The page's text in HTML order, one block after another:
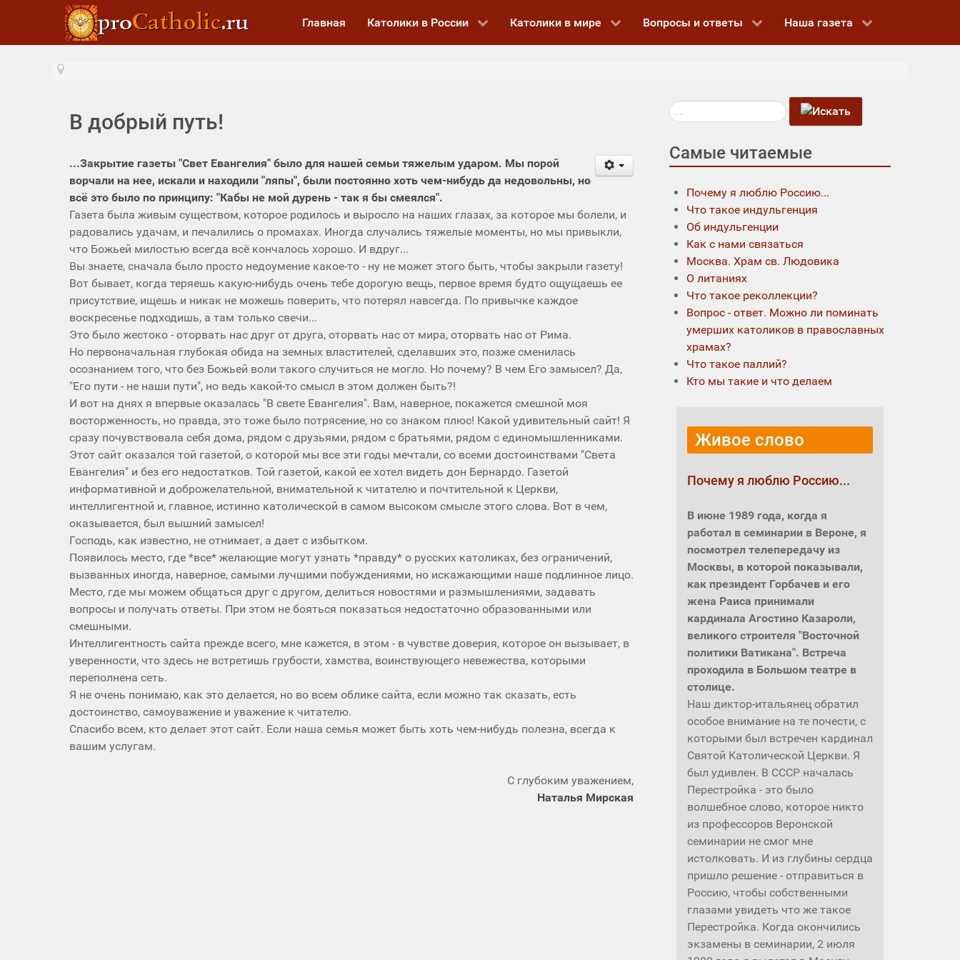
Главная Католики в России Католики в мире Вопросы и ответы Наша газета
В добрый путь!
...Закрытие газеты "Свет Евангелия" было для нашей семьи тяжелым ударом. Мы порой
ворчали на нее, искали и находили "ляпы", были постоянно хоть чем-нибудь да недовольны, но
всё это было по принципу: "Кабы не мой дурень - так я бы смеялся".
Газета была живым существом, которое родилось и выросло на наших глазах, за которое мы болели, и
радовались удачам, и печалились о промахах. Иногда случались тяжелые моменты, но мы привыкли,
что Божьей милостью всегда всё кончалось хорошо. И вдруг...
Вы знаете, сначала было просто недоумение какое-то - ну не может этого быть, чтобы закрыли газету!
Вот бывает, когда теряешь какую-нибудь очень тебе дорогую вещь, первое время будто ощущаешь ее
присутствие, ищешь и никак не можешь поверить, что потерял навсегда. По привычке каждое
воскресенье подходишь, а там только свечи...
Это было жестоко - оторвать нас друг от друга, оторвать нас от мира, оторвать нас от Рима.
Но первоначальная глубокая обида на земных властителей, сделавших это, позже сменилась
осознанием того, что без Божьей воли такого случиться не могло. Но почему? В чем Его замысел? Да,
"Его пути - не наши пути", но ведь какой-то смысл в этом должен быть?!
И вот на днях я впервые оказалась "В свете Евангелия". Вам, наверное, покажется смешной моя
восторженность, но правда, это тоже было потрясение, но со знаком плюс! Какой удивительный сайт! Я
сразу почувствовала себя дома, рядом с друзьями, рядом с братьями, рядом с единомышленниками.
Этот сайт оказался той газетой, о которой мы все эти годы мечтали, со всеми достоинствами "Света
Евангелия" и без его недостатков. Той газетой, какой ее хотел видеть дон Бернардо. Газетой
информативной и доброжелательной, внимательной к читателю и почтительной к Церкви,
интеллигентной и, главное, истинно католической в самом высоком смысле этого слова. Вот в чем,
оказывается, был вышний замысел!
Господь, как известно, не отнимает, а дает с избытком.
Появилось место, где *все* желающие могут узнать *правду* о русских католиках, без ограничений,
вызванных иногда, наверное, самыми лучшими побуждениями, но искажающими наше подлинное лицо.
Место, где мы можем общаться друг с другом, делиться новостями и размышлениями, задавать
вопросы и получать ответы. При этом не бояться показаться недостаточно образованными или
смешными.
Интеллигентность сайта прежде всего, мне кажется, в этом - в чувстве доверия, которое он вызывает, в
уверенности, что здесь не встретишь грубости, хамства, воинствующего невежества, которыми
переполнена сеть.
Я не очень понимаю, как это делается, но во всем облике сайта, если можно так сказать, есть
достоинство, самоуважение и уважение к читателю.
Спасибо всем, кто делает этот сайт. Если наша семья может быть хоть чем-нибудь полезна, всегда к
вашим услугам.
С глубоким уважением,
Наталья Мирская
Искать...
Самые читаемые
Почему я люблю Россию...
Что такое индульгенция
Об индульгенции
Как с нами связаться
Москва. Храм св. Людовика
О литаниях
Что такое реколлекции?
Вопрос - ответ. Можно ли поминать
умерших католиков в православных
храмах?
Что такое паллий?
Кто мы такие и что делаем
Живое слово
Почему я люблю Россию...
В июне 1989 года, когда я
работал в семинарии в Вероне, я
посмотрел телепередачу из
Москвы, в которой показывали,
как президент Горбачев и его
жена Раиса принимали
кардинала Агостино Казароли,
великого строителя "Восточной
политики Ватикана". Встреча
проходила в Большом театре в
столице.
Наш диктор-итальянец обратил
особое внимание на те почести, с
которыми был встречен кардинал
Святой Католической Церкви. Я
был удивлен. В СССР началась
Перестройка - это было
волшебное слово, которое никто
из профессоров Веронской
семинарии не смог мне
истолковать. И из глубины сердца
пришло решение - отправиться в
Россию, чтобы собственными
глазами увидеть что же такое
Перестройка. Когда окончились
экзамены в семинарии, 2 июля